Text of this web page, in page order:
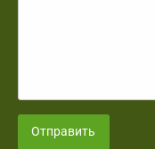
Отправить